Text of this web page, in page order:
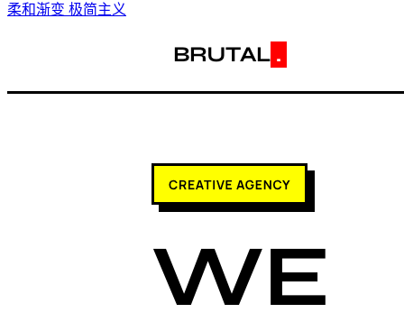
柔和渐变 极简主义